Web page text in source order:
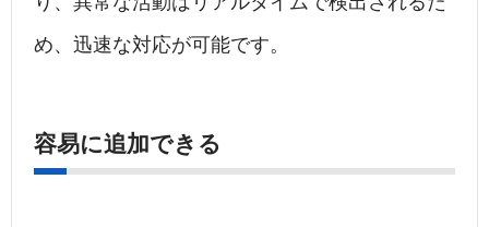
め、迅速な対応が可能です。
容易に追加できる